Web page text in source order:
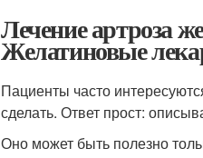
Лечение артроза
Желатиновые
Пациенты часто
сделать. Ответ прост:
Оно может быть полезно